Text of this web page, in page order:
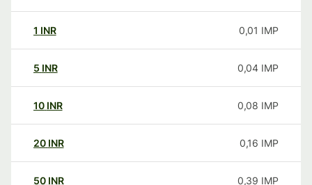
1 INR 0,01 IMP
5 INR 0,04 IMP
10 INR 0,08 IMP
20 INR 0,16 IMP
50 INR 0,39 IMP